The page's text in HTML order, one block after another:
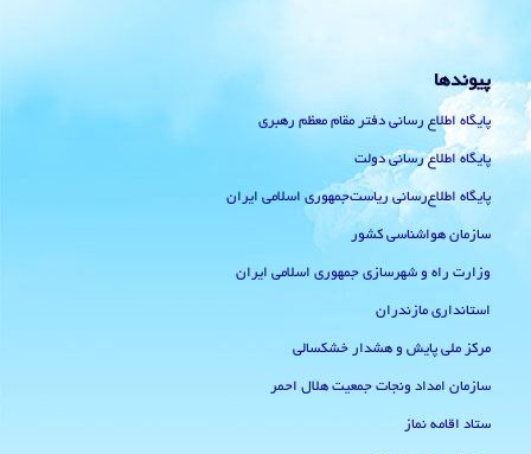
پیوندها
پایگاه اطلاع رسانی دفتر مقام معظم رهبری
پایگاه اطلاع رسانی دولت
پایگاه اطلاع‌رسانی ریاست‌جمهوری اسلامی ایران
سازمان هواشناسی کشور
وزارت راه و شهرسازی جمهوری اسلامی ایران
استانداری مازندران
مرکز ملی پایش و هشدار خشکسالی
سازمان امداد ونجات جمعیت هلال احمر
ستاد اقامه نماز